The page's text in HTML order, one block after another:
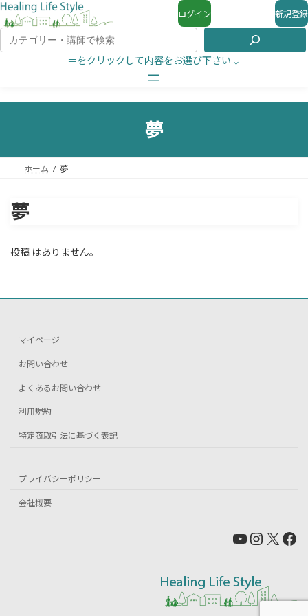
ログイン 新規登録
＝をクリックして内容をお選び下さい↓
夢
ホーム 夢
夢
投稿 はありません。
マイページ
お問い合わせ
よくあるお問い合わせ
利用規約
特定商取引法に基づく表記
プライバシーポリシー
会社概要